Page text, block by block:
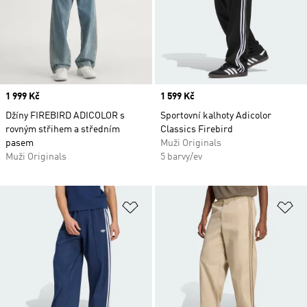
Price
1 999 Kč
Džíny FIREBIRD ADICOLOR s
rovným střihem a středním
pasem
Muži Originals
Price
1 599 Kč
Sportovní kalhoty Adicolor
Classics Firebird
Muži Originals
5 barvy/ev
Přidat do seznamu přání